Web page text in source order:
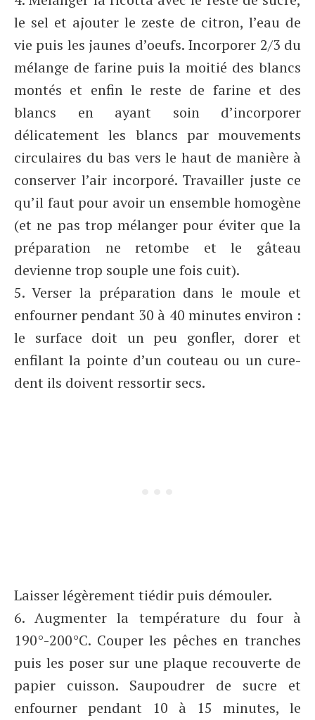
le sel et ajouter le zeste de citron, l’eau de
vie puis les jaunes d’oeufs. Incorporer 2/3 du
mélange de farine puis la moitié des blancs
montés et enfin le reste de farine et des
blancs en ayant soin d’incorporer
délicatement les blancs par mouvements
circulaires du bas vers le haut de manière à
conserver l’air incorporé. Travailler juste ce
qu’il faut pour avoir un ensemble homogène
(et ne pas trop mélanger pour éviter que la
préparation ne retombe et le gâteau
devienne trop souple une fois cuit).
5. Verser la préparation dans le moule et
enfourner pendant 30 à 40 minutes environ :
le surface doit un peu gonfler, dorer et
enfilant la pointe d’un couteau ou un cure-
dent ils doivent ressortir secs.
Laisser légèrement tiédir puis démouler.
6. Augmenter la température du four à
190°-200°C. Couper les pêches en tranches
puis les poser sur une plaque recouverte de
papier cuisson. Saupoudrer de sucre et
enfourner pendant 10 à 15 minutes, le